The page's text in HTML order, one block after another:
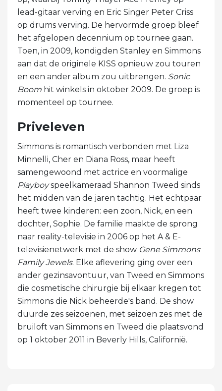
lead-gitaar verving en Eric Singer Peter Criss
op drums verving. De hervormde groep bleef
het afgelopen decennium op tournee gaan.
Toen, in 2009, kondigden Stanley en Simmons
aan dat de originele KISS opnieuw zou touren
en een ander album zou uitbrengen. Sonic
Boom hit winkels in oktober 2009. De groep is
momenteel op tournee.
Priveleven
Simmons is romantisch verbonden met Liza
Minnelli, Cher en Diana Ross, maar heeft
samengewoond met actrice en voormalige
Playboyspeelkameraad Shannon Tweed sinds
het midden van de jaren tachtig. Het echtpaar
heeft twee kinderen: een zoon, Nick, en een
dochter, Sophie. De familie maakte de sprong
naar reality-televisie in 2006 op het A & E-
televisienetwerk met de show Gene Simmons
Family Jewels. Elke aflevering ging over een
ander gezinsavontuur, van Tweed en Simmons
die cosmetische chirurgie bij elkaar kregen tot
Simmons die Nick beheerde's band. De show
duurde zes seizoenen, met seizoen zes met de
bruiloft van Simmons en Tweed die plaatsvond
op 1 oktober 2011 in Beverly Hills, Californië.